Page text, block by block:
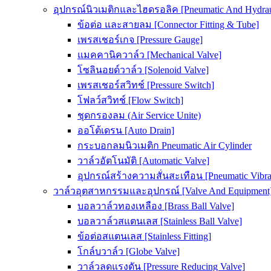
อุปกรณ์นิวเมติกและไฮดรอลิค [Pneumatic And
ข้อต่อ และสายลม [Connector Fitting & Tube]
เพรสเชอร์เกจ [Pressure Gauge]
แมคคานิควาล์ว [Mechanical Valve]
โซลินอยด์วาล์ว [Solenoid Valve]
เพรสเชอร์สวิทช์ [Pressure Switch]
โฟลว์สวิทช์ [Flow Switch]
ชุดกรองลม (Air Service Unite)
ออโต้เดรน [Auto Drain]
กระบอกลมนิวเมติก Pneumatic Air Cylinder
วาล์วอัตโนมัติ [Automatic Valve]
อุปกรณ์สร้างความสั่นสะเทือน [Pneumatic
วาล์วอุตสาหกรรมและอุปกรณ์ [Valve And
บอลวาล์วทองเหลือง [Brass Ball Valve]
บอลวาล์วสแตนเลส [Stainless Ball Valve]
ข้อต่อสแตนเลส [Stainless Fitting]
โกล์บวาล์ว [Globe Valve]
วาล์วลดแรงดัน [Pressure Reducing Valve]